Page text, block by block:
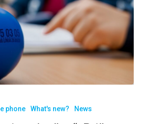
phone What's new? News